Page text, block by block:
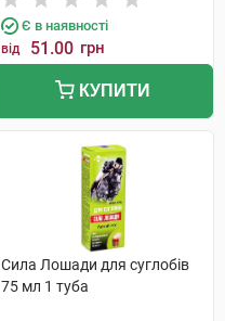
Є в наявності
від 51.00 грн
КУПИТИ
Сила Лошади для суглобів
75 мл 1 туба